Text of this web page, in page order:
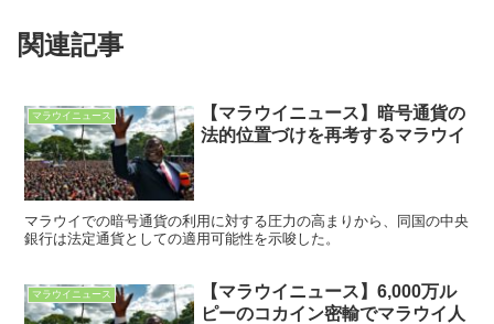
関連記事
マラウイニュース
【マラウイニュース】暗号通貨の
法的位置づけを再考するマラウイ
マラウイでの暗号通貨の利用に対する圧力の高まりから、同国の中央
銀行は法定通貨としての適用可能性を示唆した。
マラウイニュース
【マラウイニュース】6,000万ル
ピーのコカイン密輸でマラウイ人